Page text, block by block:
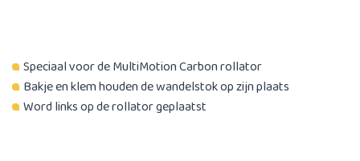
Speciaal voor de MultiMotion Carbon rollator
Bakje en klem houden de wandelstok op zijn plaats
Word links op de rollator geplaatst